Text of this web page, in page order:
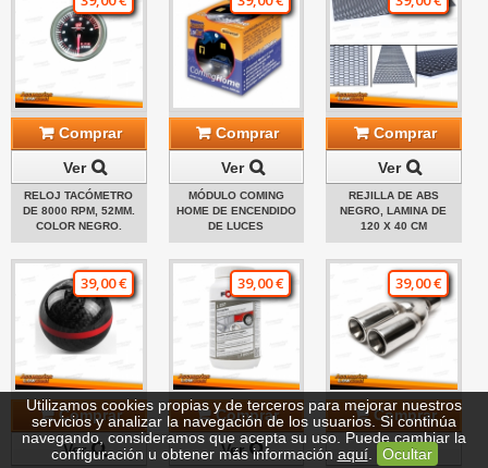
Comprar
Ver
RELOJ TACÓMETRO
DE 8000 RPM, 52MM.
COLOR NEGRO.
Comprar
Ver
MÓDULO COMING
HOME DE ENCENDIDO
DE LUCES
Comprar
Ver
REJILLA DE ABS
NEGRO, LAMINA DE
120 X 40 CM
39,00 €
Comprar
Ver
39,00 €
Comprar
Ver
39,00 €
Comprar
Ver
Utilizamos cookies propias y de terceros para mejorar nuestros
servicios y analizar la navegación de los usuarios. Si continúa
navegando, consideramos que acepta su uso. Puede cambiar la
configuración u obtener más información aquí. Ocultar